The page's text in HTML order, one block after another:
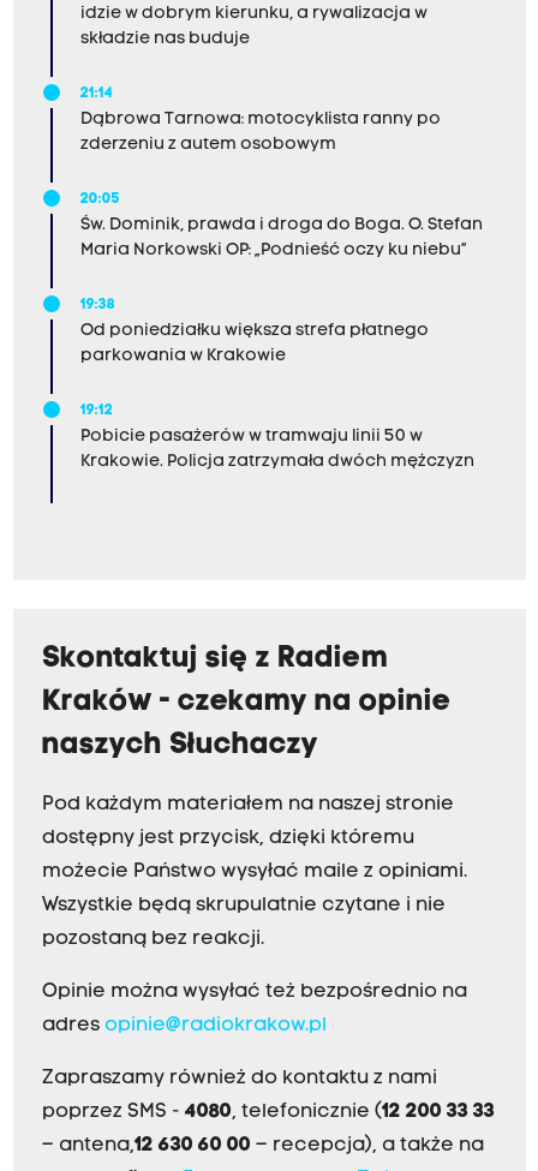
idzie w dobrym kierunku, a rywalizacja w
składzie nas buduje
21:14
Dąbrowa Tarnowa: motocyklista ranny po
zderzeniu z autem osobowym
20:05
Św. Dominik, prawda i droga do Boga. O. Stefan
Maria Norkowski OP: „Podnieść oczy ku niebu”
19:38
Od poniedziałku większa strefa płatnego
parkowania w Krakowie
19:12
Pobicie pasażerów w tramwaju linii 50 w
Krakowie. Policja zatrzymała dwóch mężczyzn
Skontaktuj się z Radiem
Kraków - czekamy na opinie
naszych Słuchaczy
Pod każdym materiałem na naszej stronie
dostępny jest przycisk, dzięki któremu
możecie Państwo wysyłać maile z opiniami.
Wszystkie będą skrupulatnie czytane i nie
pozostaną bez reakcji.
Opinie można wysyłać też bezpośrednio na
adres opinie@radiokrakow.pl
Zapraszamy również do kontaktu z nami
poprzez SMS - 4080, telefonicznie (12 200 33 33
– antena,12 630 60 00 – recepcja), a także na